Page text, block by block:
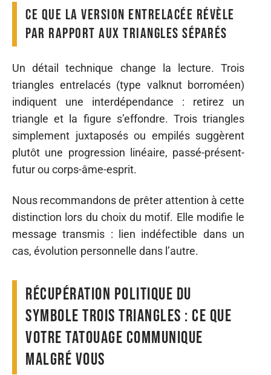
Ce que la version entrelacée révèle
par rapport aux triangles séparés
Un détail technique change la lecture. Trois
triangles entrelacés (type valknut borroméen)
indiquent une interdépendance : retirez un
triangle et la figure s’effondre. Trois triangles
simplement juxtaposés ou empilés suggèrent
plutôt une progression linéaire, passé-présent-
futur ou corps-âme-esprit.
Nous recommandons de prêter attention à cette
distinction lors du choix du motif. Elle modifie le
message transmis : lien indéfectible dans un
cas, évolution personnelle dans l’autre.
Récupération politique du
symbole trois triangles : ce que
votre tatouage communique
malgré vous